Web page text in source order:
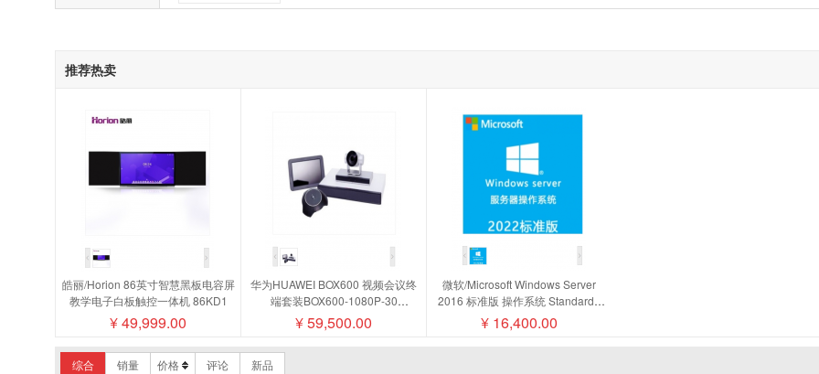
品牌-爱国者/aigo
推荐热卖
皓丽/Horion 86英寸智慧黑板电容屏
教学电子白板触控一体机 86KD1
¥49,999.00
华为HUAWEI BOX600 视频会议终
端套装BOX600-1080P-30
camera200摄像机MIC500全向麦磁
盘阵列
¥59,500.00
微软/Microsoft Windows Server
2016 标准版 操作系统 Standard -
16 Core License Pack
¥ 16,400.00
综合 销量 价格 评论 新品